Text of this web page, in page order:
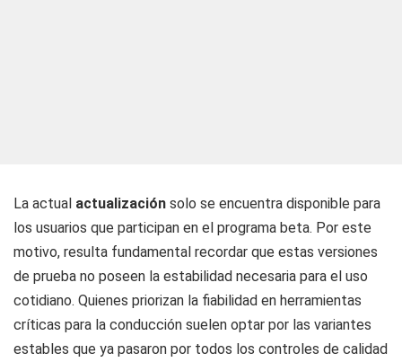
La actual actualización solo se encuentra disponible para
los usuarios que participan en el programa beta. Por este
motivo, resulta fundamental recordar que estas versiones
de prueba no poseen la estabilidad necesaria para el uso
cotidiano. Quienes priorizan la fiabilidad en herramientas
críticas para la conducción suelen optar por las variantes
estables que ya pasaron por todos los controles de calidad